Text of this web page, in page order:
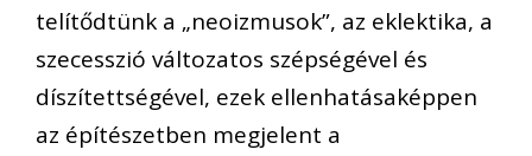
telítődtünk a „neoizmusok”, az eklektika, a
szecesszió változatos szépségével és
díszítettségével, ezek ellenhatásaképpen
az építészetben megjelent a